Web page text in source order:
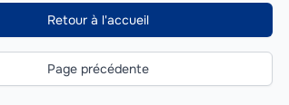
Retour à l'accueil
Page précédente